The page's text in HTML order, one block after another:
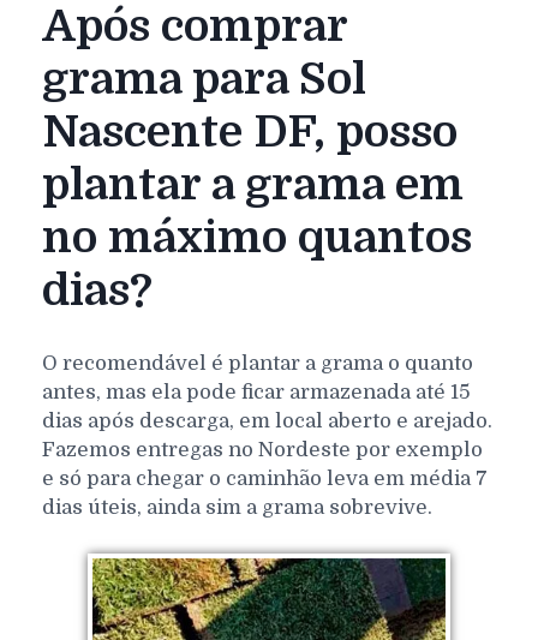
Após comprar
grama para Sol
Nascente DF, posso
plantar a grama em
no máximo quantos
dias?
O recomendável é plantar a grama o quanto
antes, mas ela pode ficar armazenada até 15
dias após descarga, em local aberto e arejado.
Fazemos entregas no Nordeste por exemplo
e só para chegar o caminhão leva em média 7
dias úteis, ainda sim a grama sobrevive.